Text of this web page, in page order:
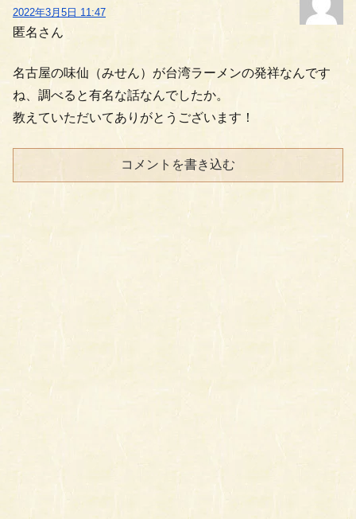
2022年3月5日 11:47
匿名さん
名古屋の味仙（みせん）が台湾ラーメンの発祥なんです
ね、調べると有名な話なんでしたか。
教えていただいてありがとうございます！
コメントを書き込む